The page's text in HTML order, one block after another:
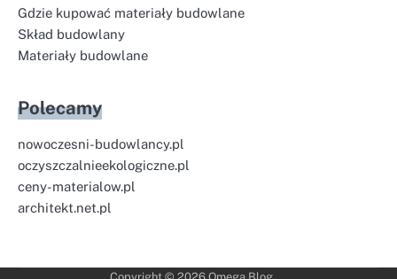
Gdzie kupować materiały budowlane
Skład budowlany
Materiały budowlane
Polecamy
nowoczesni-budowlancy.pl
oczyszczalnieekologiczne.pl
ceny-materialow.pl
architekt.net.pl